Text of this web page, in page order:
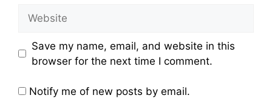
Save my name, email, and website in this
browser for the next time I comment.
Notify me of new posts by email.